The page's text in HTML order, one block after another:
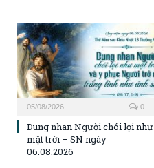
05/08/2026 0
Dung nhan Người chói lọi như
mặt trời – SN ngày
06.08.2026